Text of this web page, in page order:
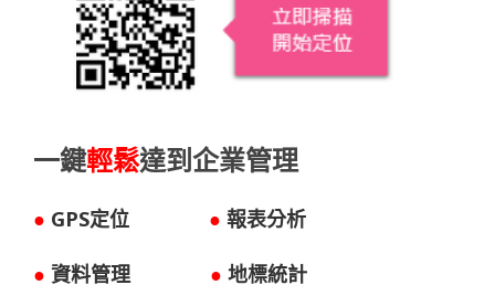
一鍵輕鬆達到企業管理
● GPS定位 ● 報表分析
● 資料管理 ● 地標統計